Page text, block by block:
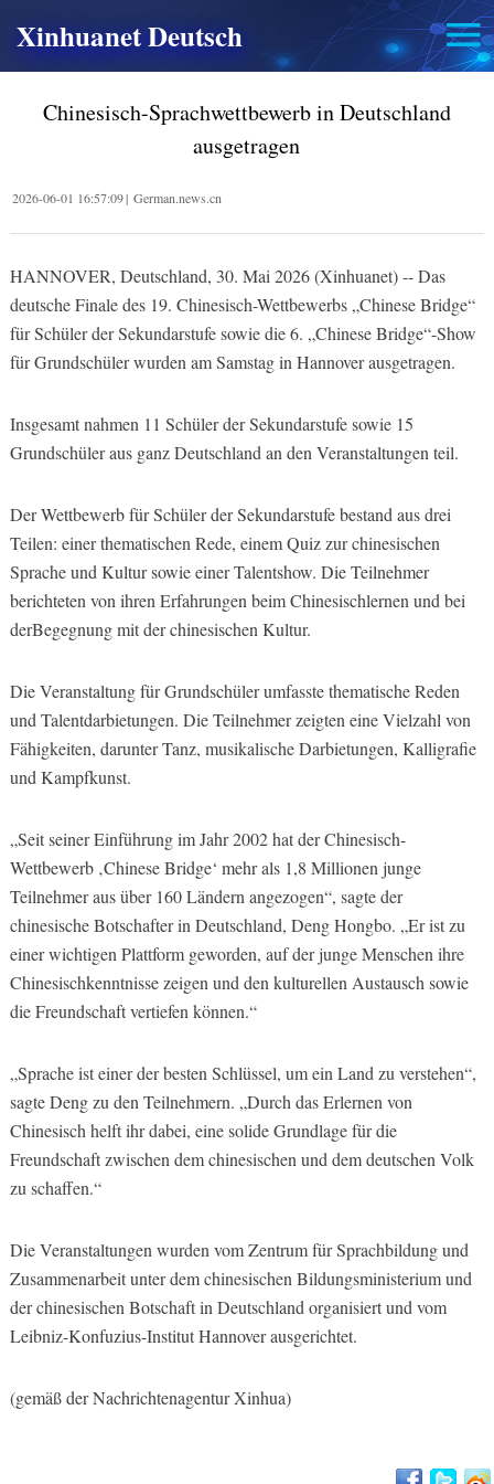
Xinhuanet Deutsch
Chinesisch-Sprachwettbewerb in Deutschland
ausgetragen
2026-06-01 16:57:09| German.news.cn
HANNOVER, Deutschland, 30. Mai 2026 (Xinhuanet) -- Das
deutsche Finale des 19. Chinesisch-Wettbewerbs „Chinese Bridge“
für Schüler der Sekundarstufe sowie die 6. „Chinese Bridge“-Show
für Grundschüler wurden am Samstag in Hannover ausgetragen.
Insgesamt nahmen 11 Schüler der Sekundarstufe sowie 15
Grundschüler aus ganz Deutschland an den Veranstaltungen teil.
Der Wettbewerb für Schüler der Sekundarstufe bestand aus drei
Teilen: einer thematischen Rede, einem Quiz zur chinesischen
Sprache und Kultur sowie einer Talentshow. Die Teilnehmer
berichteten von ihren Erfahrungen beim Chinesischlernen und bei
derBegegnung mit der chinesischen Kultur.
Die Veranstaltung für Grundschüler umfasste thematische Reden
und Talentdarbietungen. Die Teilnehmer zeigten eine Vielzahl von
Fähigkeiten, darunter Tanz, musikalische Darbietungen, Kalligrafie
und Kampfkunst.
„Seit seiner Einführung im Jahr 2002 hat der Chinesisch-
Wettbewerb ‚Chinese Bridge‘ mehr als 1,8 Millionen junge
Teilnehmer aus über 160 Ländern angezogen“, sagte der
chinesische Botschafter in Deutschland, Deng Hongbo. „Er ist zu
einer wichtigen Plattform geworden, auf der junge Menschen ihre
Chinesischkenntnisse zeigen und den kulturellen Austausch sowie
die Freundschaft vertiefen können.“
„Sprache ist einer der besten Schlüssel, um ein Land zu verstehen“,
sagte Deng zu den Teilnehmern. „Durch das Erlernen von
Chinesisch helft ihr dabei, eine solide Grundlage für die
Freundschaft zwischen dem chinesischen und dem deutschen Volk
zu schaffen.“
Die Veranstaltungen wurden vom Zentrum für Sprachbildung und
Zusammenarbeit unter dem chinesischen Bildungsministerium und
der chinesischen Botschaft in Deutschland organisiert und vom
Leibniz-Konfuzius-Institut Hannover ausgerichtet.
(gemäß der Nachrichtenagentur Xinhua)